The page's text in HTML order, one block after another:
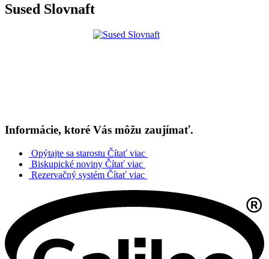
Sused Slovnaft
Informácie, ktoré Vás môžu zaujímať.
Opýtajte sa starostu Čítať viac
Biskupické noviny Čítať viac
Rezervačný systém Čítať viac